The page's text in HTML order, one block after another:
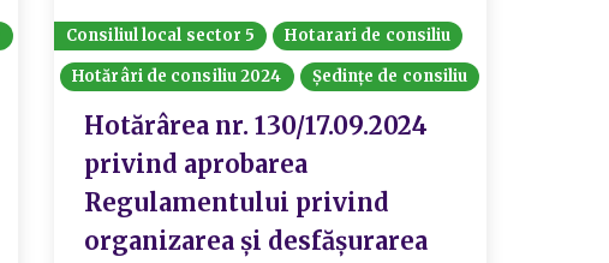
Consiliul local sector 5
Hotarari de consiliu
Hotărâri de consiliu 2024
Ședințe de consiliu
Hotărârea nr. 130/17.09.2024
privind aprobarea
Regulamentului privind
organizarea și desfășurarea